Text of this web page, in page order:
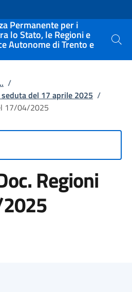
Permanente per i
lo Stato, le Regioni e
Autonome di Trento e Cerca
/
del 17 aprile 2025 /
17/04/2025
Regioni